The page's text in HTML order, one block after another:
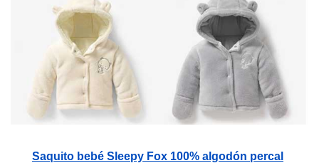
Saquito bebé Sleepy Fox 100% algodón percal